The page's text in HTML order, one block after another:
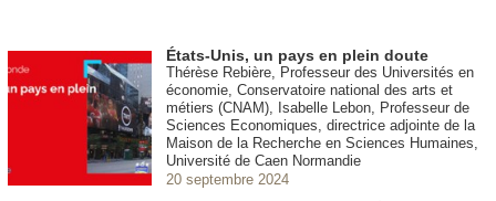
États-Unis, un pays en plein doute
Thérèse Rebière, Professeur des Universités en
économie, Conservatoire national des arts et
métiers (CNAM), Isabelle Lebon, Professeur de
Sciences Economiques, directrice adjointe de la
Maison de la Recherche en Sciences Humaines,
Université de Caen Normandie
20 septembre 2024